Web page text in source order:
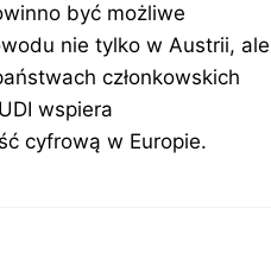
być możliwe
nie tylko w Austrii, ale
członkowskich
wspiera
cyfrową w Europie.